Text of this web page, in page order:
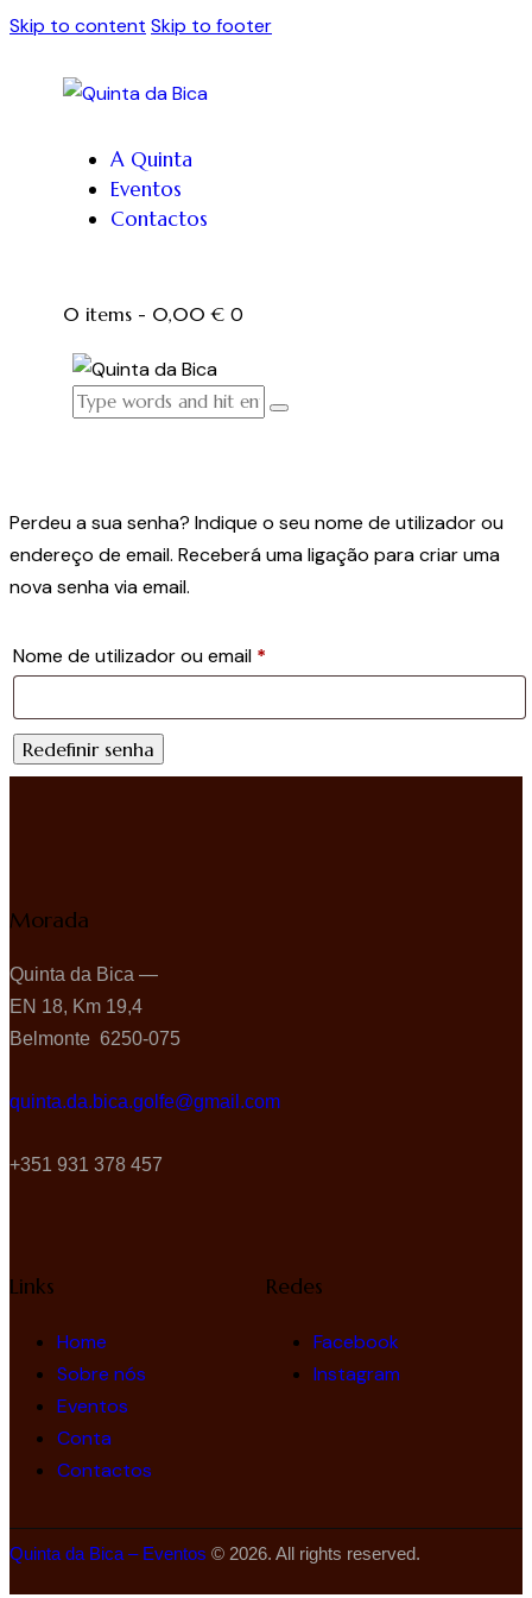
Skip to content Skip to footer
A Quinta
Eventos
Contactos
0 items - 0,00 € 0
Perdeu a sua senha? Indique o seu nome de utilizador ou
endereço de email. Receberá uma ligação para criar uma
nova senha via email.
Nome de utilizador ou email *
Redefinir senha
Morada
Quinta da Bica —
EN 18, Km 19,4
Belmonte 6250-075
quinta.da.bica.golfe@gmail.com
+351 931 378 457
Links
Home
Sobre nós
Eventos
Conta
Contactos
Redes
Facebook
Instagram
Quinta da Bica – Eventos © 2026. All rights reserved.